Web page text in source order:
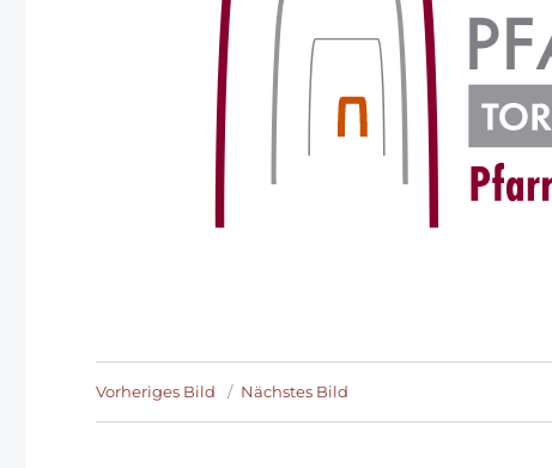
Vorheriges Bild Nächstes Bild